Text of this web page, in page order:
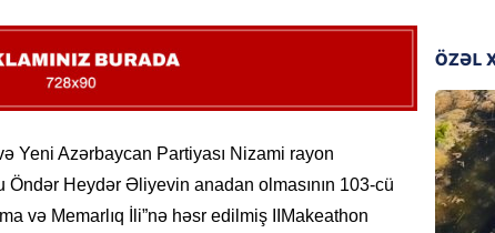
Yeni Azərbaycan Partiyası Nizami rayon
Öndər Heydər Əliyevin anadan olmasının 103-cü
və Memarlıq İli”nə həsr edilmiş
Makeathon
GÜNDƏM
etdiyi
DOSYE
ÖZƏL